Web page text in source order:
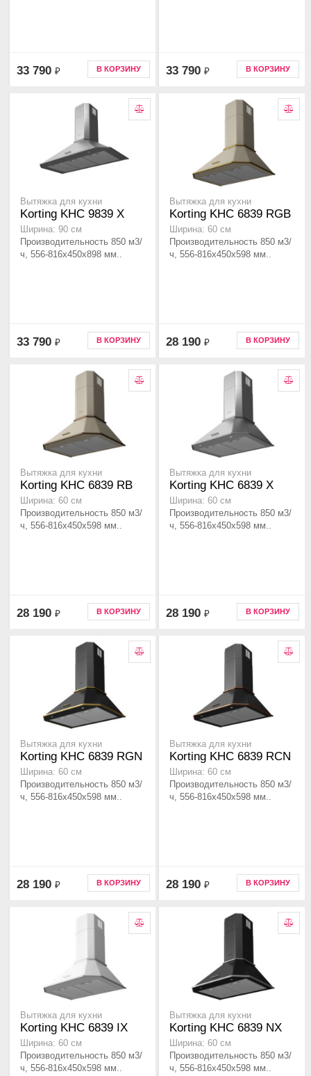
33 790 ₽ В КОРЗИНУ 33 790 ₽ В КОРЗИНУ
Вытяжка для кухни
Korting KHC 9839 X
Ширина: 90 см
Производительность 850 м3/
ч, 556-816x450x898 мм..
33 790 ₽ В КОРЗИНУ
Вытяжка для кухни
Korting KHC 6839 RGB
Ширина: 60 см
Производительность 850 м3/
ч, 556-816x450x598 мм..
28 190 ₽ В КОРЗИНУ
Вытяжка для кухни
Korting KHC 6839 RB
Ширина: 60 см
Производительность 850 м3/
ч, 556-816x450x598 мм..
28 190 ₽ В КОРЗИНУ
Вытяжка для кухни
Korting KHC 6839 X
Ширина: 60 см
Производительность 850 м3/
ч, 556-816x450x598 мм..
28 190 ₽ В КОРЗИНУ
Вытяжка для кухни
Korting KHC 6839 RGN
Ширина: 60 см
Производительность 850 м3/
ч, 556-816x450x598 мм..
28 190 ₽ В КОРЗИНУ
Вытяжка для кухни
Korting KHC 6839 RCN
Ширина: 60 см
Производительность 850 м3/
ч, 556-816x450x598 мм..
28 190 ₽ В КОРЗИНУ
Вытяжка для кухни
Korting KHC 6839 IX
Ширина: 60 см
Производительность 850 м3/
ч, 556-816x450x598 мм..
Вытяжка для кухни
Korting KHC 6839 NX
Ширина: 60 см
Производительность 850 м3/
ч, 556-816x450x598 мм..